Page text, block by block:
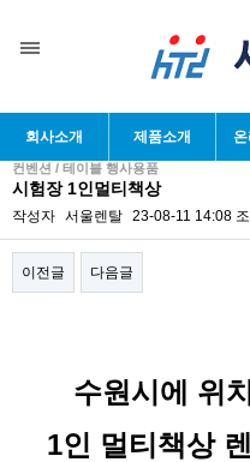
회사소개 제품소개
컨벤션 / 테이블 행사용품
시험장 1인멀티책상
작성자 서울렌탈 23-08-11 14:08
이전글 다음글
수원시에 위
1인 멀티책상